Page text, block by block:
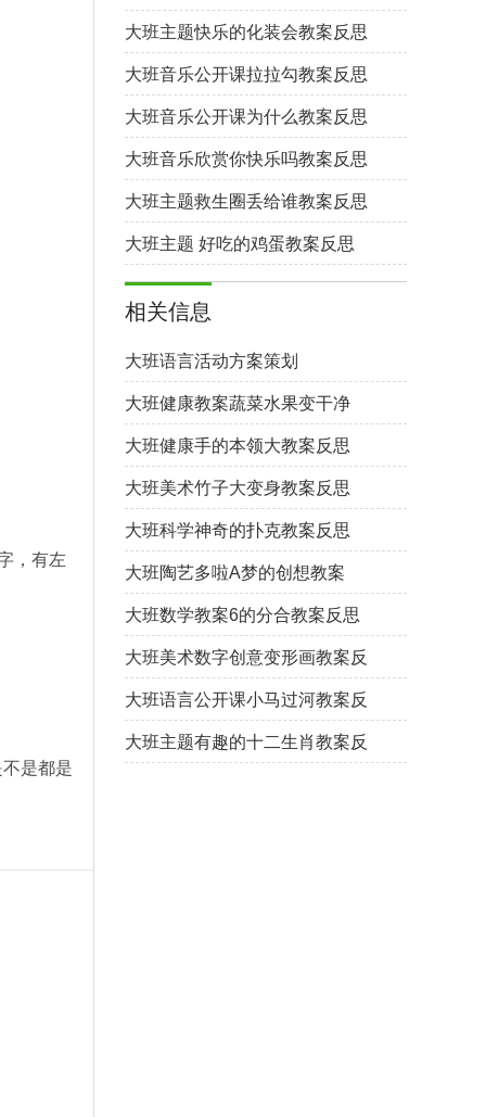
，有左
是都是
大班主题快乐的化装会教案反思
大班音乐公开课拉拉勾教案反思
大班音乐公开课为什么教案反思
大班音乐欣赏你快乐吗教案反思
大班主题救生圈丢给谁教案反思
大班主题 好吃的鸡蛋教案反思
相关信息
大班语言活动方案策划
大班健康教案蔬菜水果变干净
大班健康手的本领大教案反思
大班美术竹子大变身教案反思
大班科学神奇的扑克教案反思
大班陶艺多啦A梦的创想教案
大班数学教案6的分合教案反思
大班美术数字创意变形画教案反
思
大班语言公开课小马过河教案反
思
大班主题有趣的十二生肖教案反
思